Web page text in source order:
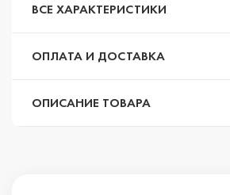
ВСЕ ХАРАКТЕРИСТИКИ
ОПЛАТА И ДОСТАВКА
ОПИСАНИЕ ТОВАРА